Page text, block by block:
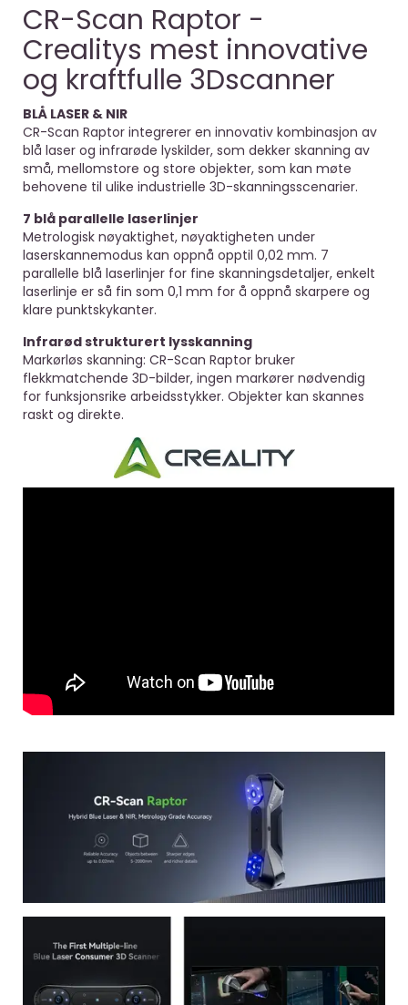
CR-Scan Raptor -
Crealitys mest innovative
og kraftfulle 3Dscanner
BLÅ LASER & NIR
CR-Scan Raptor integrerer en innovativ kombinasjon av
blå laser og infrarøde lyskilder, som dekker skanning av
små, mellomstore og store objekter, som kan møte
behovene til ulike industrielle 3D-skanningsscenarier.
7 blå parallelle laserlinjer
Metrologisk nøyaktighet, nøyaktigheten under
laserskannemodus kan oppnå opptil 0,02 mm. 7
parallelle blå laserlinjer for fine skanningsdetaljer, enkelt
laserlinje er så fin som 0,1 mm for å oppnå skarpere og
klare punktskykanter.
Infrarød strukturert lysskanning
Markørløs skanning: CR-Scan Raptor bruker
flekkmatchende 3D-bilder, ingen markører nødvendig
for funksjonsrike arbeidsstykker. Objekter kan skannes
raskt og direkte.